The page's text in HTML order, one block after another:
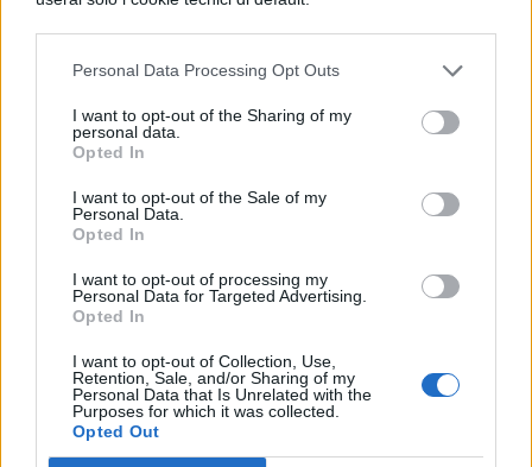
Personal Data Processing Opt Outs
I want to opt-out of the Sharing of my
personal data.
Opted In
I want to opt-out of the Sale of my
Personal Data.
Opted In
I want to opt-out of processing my
Personal Data for Targeted Advertising.
Opted In
I want to opt-out of Collection, Use,
Retention, Sale, and/or Sharing of my
Personal Data that Is Unrelated with the
Purposes for which it was collected.
Opted Out
proprio di Satana stesso. Un insieme di
eventi lo conducono ad iscriversi ad una
scuola dove vorrà imparare a sconfiggere
proprio Satana, autore dell’uccisione del suo
padre adottivo, Shiro.
Termino con un classico dei demoni:
Inuyasha, la cui serie di animazione è del
2000, in 167 episodi. Tutti conosciamo il
mezzo demone Inuyasha e la studentessa